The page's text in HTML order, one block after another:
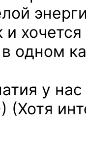
и
одном
у
(Хотя